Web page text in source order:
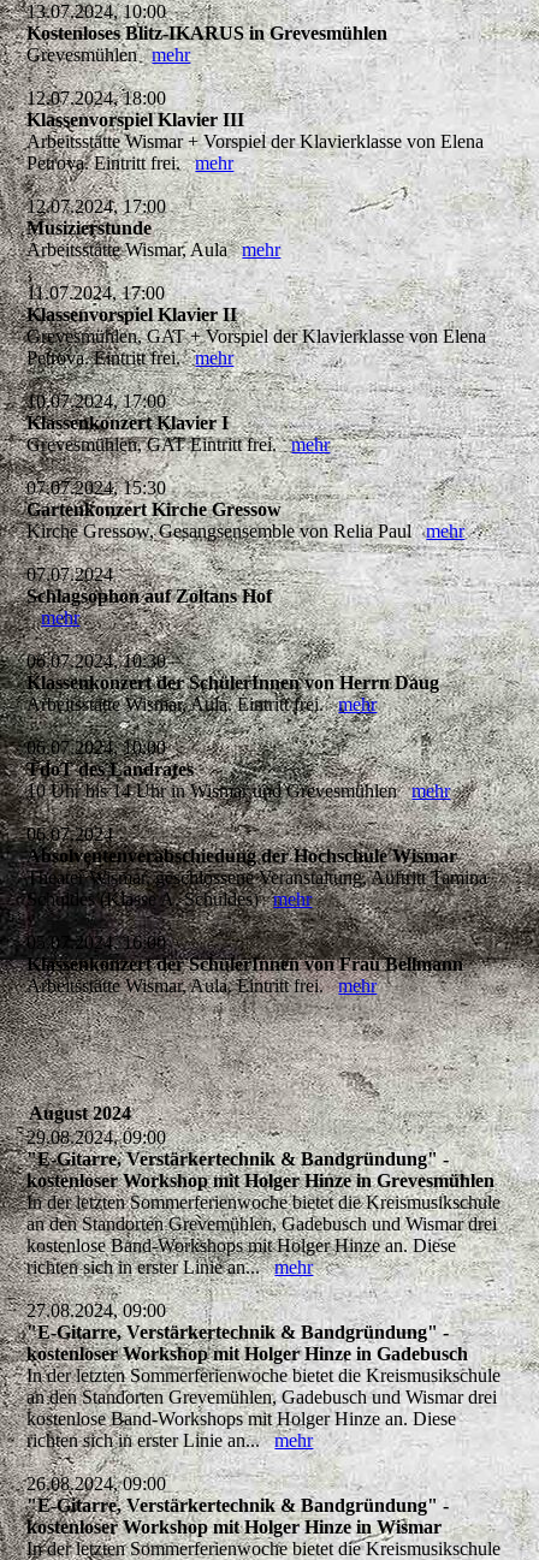
13.07.2024, 10:00
Kostenloses Blitz-IKARUS in Grevesmühlen
Grevesmühlenmehr
12.07.2024, 18:00
Klassenvorspiel Klavier III
Arbeitsstätte Wismar + Vorspiel der Klavierklasse von Elena
Petrova. Eintritt frei.mehr
12.07.2024, 17:00
Musizierstunde
Arbeitsstätte Wismar, Aulamehr
11.07.2024, 17:00
Klassenvorspiel Klavier II
Grevesmühlen, GAT + Vorspiel der Klavierklasse von Elena
Petrova. Eintritt frei.mehr
10.07.2024, 17:00
Klassenkonzert Klavier I
Grevesmühlen, GAT Eintritt frei.mehr
07.07.2024, 15:30
Gartenkonzert Kirche Gressow
Kirche Gressow, Gesangsensemble von Relia Paulmehr
07.07.2024
Schlagsophon auf Zoltans Hof
mehr
06.07.2024, 10:30
Klassenkonzert der SchülerInnen von Herrn Daug
Arbeitsstätte Wismar, Aula. Eintritt frei.mehr
06.07.2024, 10:00
TdoT des Landrates
10 Uhr bis 14 Uhr in Wismar und Grevesmühlenmehr
06.07.2024
Absolventenverabschiedung der Hochschule Wismar
Theater Wismar, geschlossene Veranstaltung, Auftritt Tamina
Schuldes (Klasse A. Schuldes)mehr
05.07.2024, 16:00
Klassenkonzert der SchülerInnen von Frau Bellmann
Arbeitsstätte Wismar, Aula. Eintritt frei.mehr
August 2024
29.08.2024, 09:00
"E-Gitarre, Verstärkertechnik & Bandgründung" -
kostenloser Workshop mit Holger Hinze in Grevesmühlen
In der letzten Sommerferienwoche bietet die Kreismusikschule
an den Standorten Grevemühlen, Gadebusch und Wismar drei
kostenlose Band-Workshops mit Holger Hinze an. Diese
richten sich in erster Linie an...mehr
27.08.2024, 09:00
"E-Gitarre, Verstärkertechnik & Bandgründung" -
kostenloser Workshop mit Holger Hinze in Gadebusch
In der letzten Sommerferienwoche bietet die Kreismusikschule
an den Standorten Grevemühlen, Gadebusch und Wismar drei
kostenlose Band-Workshops mit Holger Hinze an. Diese
richten sich in erster Linie an...mehr
26.08.2024, 09:00
"E-Gitarre, Verstärkertechnik & Bandgründung" -
kostenloser Workshop mit Holger Hinze in Wismar
In der letzten Sommerferienwoche bietet die Kreismusikschule